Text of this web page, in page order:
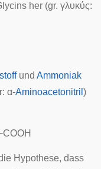
her (gr. γλυκύς:
und Ammoniak
α-Aminoacetonitril )
COOH
Hypothese, dass